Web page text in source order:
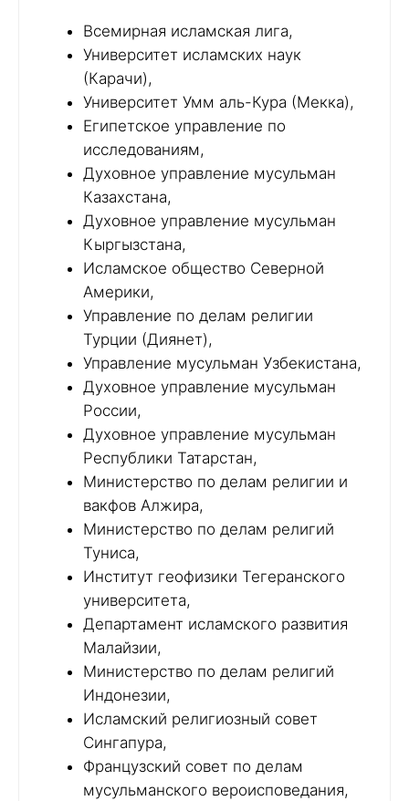
Всемирная исламская лига,
Университет исламских наук
(Карачи),
Университет Умм аль-Кура (Мекка),
Египетское управление по
исследованиям,
Духовное управление мусульман
Казахстана,
Духовное управление мусульман
Кыргызстана,
Исламское общество Северной
Америки,
Управление по делам религии
Турции (Диянет),
Управление мусульман Узбекистана,
Духовное управление мусульман
России,
Духовное управление мусульман
Республики Татарстан,
Министерство по делам религии и
вакфов Алжира,
Министерство по делам религий
Туниса,
Институт геофизики Тегеранского
университета,
Департамент исламского развития
Малайзии,
Министерство по делам религий
Индонезии,
Исламский религиозный совет
Сингапура,
Французский совет по делам
мусульманского вероисповедания,